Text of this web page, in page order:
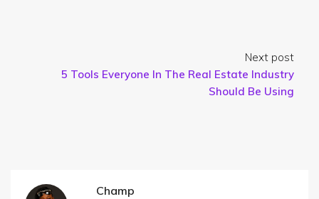
Next post
5 Tools Everyone In The Real Estate Industry
Should Be Using
Champ